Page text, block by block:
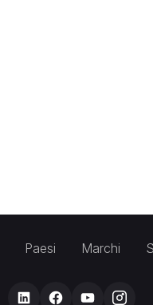
Paesi Marchi